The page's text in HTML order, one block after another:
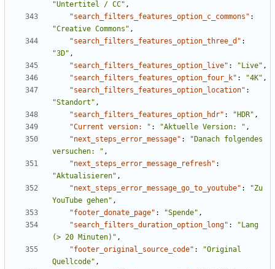
"Untertitel / CC" ,
"search_filters_features_option_c_commons" :
"Creative Commons" ,
"search_filters_features_option_three_d" :
"3D" ,
"search_filters_features_option_live" : "Live" ,
"search_filters_features_option_four_k" : "4K" ,
"search_filters_features_option_location" :
"Standort" ,
"search_filters_features_option_hdr" : "HDR" ,
"Current version: " : "Aktuelle Version: " ,
"next_steps_error_message" :
"Danach folgendes
versuchen: " ,
"next_steps_error_message_refresh" :
"Aktualisieren" ,
"next_steps_error_message_go_to_youtube" :
"Zu
YouTube gehen" ,
"footer_donate_page" : "Spende" ,
"search_filters_duration_option_long" :
"Lang
(> 20 Minuten)" ,
"footer_original_source_code" :
"Original
Quellcode" ,